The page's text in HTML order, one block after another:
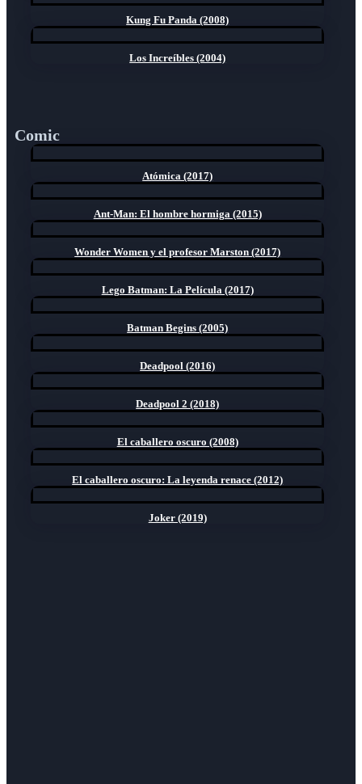
Kung Fu Panda (2008)
Los Increíbles (2004)
Comic
Atómica (2017)
Ant-Man: El hombre hormiga (2015)
Wonder Women y el profesor Marston (2017)
Lego Batman: La Película (2017)
Batman Begins (2005)
Deadpool (2016)
Deadpool 2 (2018)
El caballero oscuro (2008)
El caballero oscuro: La leyenda renace (2012)
Joker (2019)